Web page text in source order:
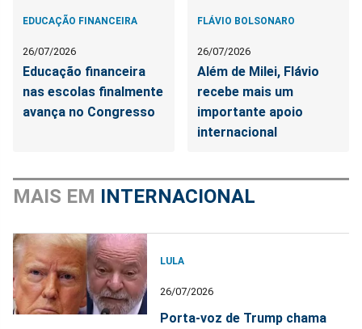
EDUCAÇÃO FINANCEIRA
26/07/2026
Educação financeira
nas escolas finalmente
avança no Congresso
FLÁVIO BOLSONARO
26/07/2026
Além de Milei, Flávio
recebe mais um
importante apoio
internacional
MAIS EM INTERNACIONAL
LULA
26/07/2026
Porta-voz de Trump chama